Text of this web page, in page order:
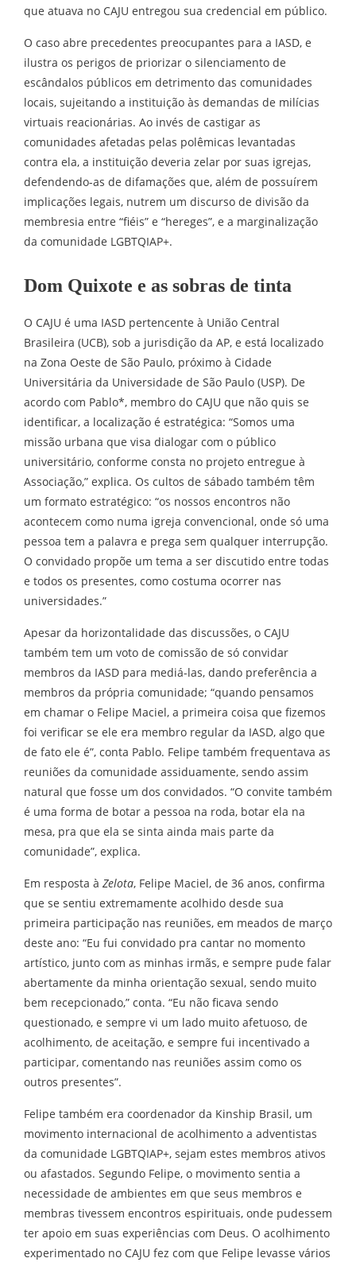
que atuava no CAJU entregou sua credencial em público.
O caso abre precedentes preocupantes para a IASD, e
ilustra os perigos de priorizar o silenciamento de
escândalos públicos em detrimento das comunidades
locais, sujeitando a instituição às demandas de milícias
virtuais reacionárias. Ao invés de castigar as
comunidades afetadas pelas polêmicas levantadas
contra ela, a instituição deveria zelar por suas igrejas,
defendendo-as de difamações que, além de possuírem
implicações legais, nutrem um discurso de divisão da
membresia entre “fiéis” e “hereges”, e a marginalização
da comunidade LGBTQIAP+.
Dom Quixote e as sobras de tinta
O CAJU é uma IASD pertencente à União Central
Brasileira (UCB), sob a jurisdição da AP, e está localizado
na Zona Oeste de São Paulo, próximo à Cidade
Universitária da Universidade de São Paulo (USP). De
acordo com Pablo*, membro do CAJU que não quis se
identificar, a localização é estratégica: “Somos uma
missão urbana que visa dialogar com o público
universitário, conforme consta no projeto entregue à
Associação,” explica. Os cultos de sábado também têm
um formato estratégico: “os nossos encontros não
acontecem como numa igreja convencional, onde só uma
pessoa tem a palavra e prega sem qualquer interrupção.
O convidado propõe um tema a ser discutido entre todas
e todos os presentes, como costuma ocorrer nas
universidades.”
Apesar da horizontalidade das discussões, o CAJU
também tem um voto de comissão de só convidar
membros da IASD para mediá-las, dando preferência a
membros da própria comunidade; “quando pensamos
em chamar o Felipe Maciel, a primeira coisa que fizemos
foi verificar se ele era membro regular da IASD, algo que
de fato ele é”, conta Pablo. Felipe também frequentava as
reuniões da comunidade assiduamente, sendo assim
natural que fosse um dos convidados. “O convite também
é uma forma de botar a pessoa na roda, botar ela na
mesa, pra que ela se sinta ainda mais parte da
comunidade”, explica.
Em resposta à Zelota, Felipe Maciel, de 36 anos, confirma
que se sentiu extremamente acolhido desde sua
primeira participação nas reuniões, em meados de março
deste ano: “Eu fui convidado pra cantar no momento
artístico, junto com as minhas irmãs, e sempre pude falar
abertamente da minha orientação sexual, sendo muito
bem recepcionado,” conta. “Eu não ficava sendo
questionado, e sempre vi um lado muito afetuoso, de
acolhimento, de aceitação, e sempre fui incentivado a
participar, comentando nas reuniões assim como os
outros presentes”.
Felipe também era coordenador da Kinship Brasil, um
movimento internacional de acolhimento a adventistas
da comunidade LGBTQIAP+, sejam estes membros ativos
ou afastados. Segundo Felipe, o movimento sentia a
necessidade de ambientes em que seus membros e
membras tivessem encontros espirituais, onde pudessem
ter apoio em suas experiências com Deus. O acolhimento
experimentado no CAJU fez com que Felipe levasse vários